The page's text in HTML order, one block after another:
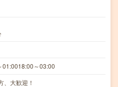
～03:00
、大歓迎！